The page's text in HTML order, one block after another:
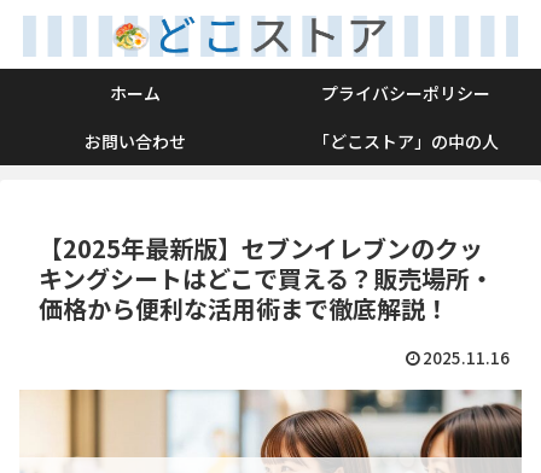
ホーム
プライバシーポリシー
お問い合わせ
「どこストア」の中の人
【2025年最新版】セブンイレブンのクッ
キングシートはどこで買える？販売場所・
価格から便利な活用術まで徹底解説！
2025.11.16